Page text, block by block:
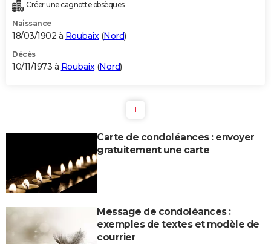
Créer une cagnotte obsèques
Naissance
18/03/1902 à Roubaix(Nord)
Décès
10/11/1973 à Roubaix(Nord)
1
Carte de condoléances : envoyer
gratuitement une carte
Message de condoléances :
exemples de textes et modèle de
courrier